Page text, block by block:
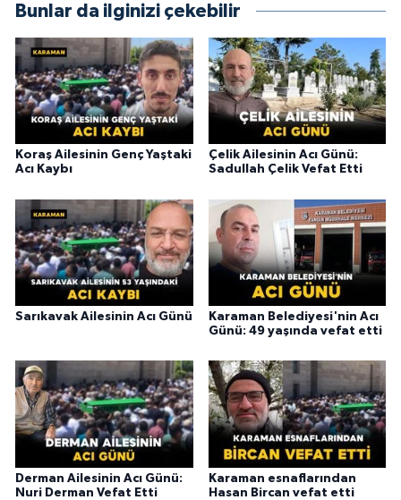
Bunlar da ilginizi çekebilir
Koraş Ailesinin Genç Yaştaki
Acı Kaybı
Çelik Ailesinin Acı Günü:
Sadullah Çelik Vefat Etti
Sarıkavak Ailesinin Acı Günü
Karaman Belediyesi'nin Acı
Günü: 49 yaşında vefat etti
Derman Ailesinin Acı Günü:
Nuri Derman Vefat Etti
Karaman esnaflarından
Hasan Bircan vefat etti